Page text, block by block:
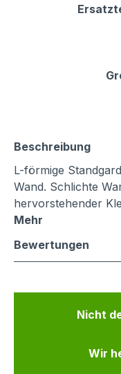
Beschreibung
L-förmige
Wand. Schlichte
hervorstehender
Mehr
Bewertungen
Nicht
Wir